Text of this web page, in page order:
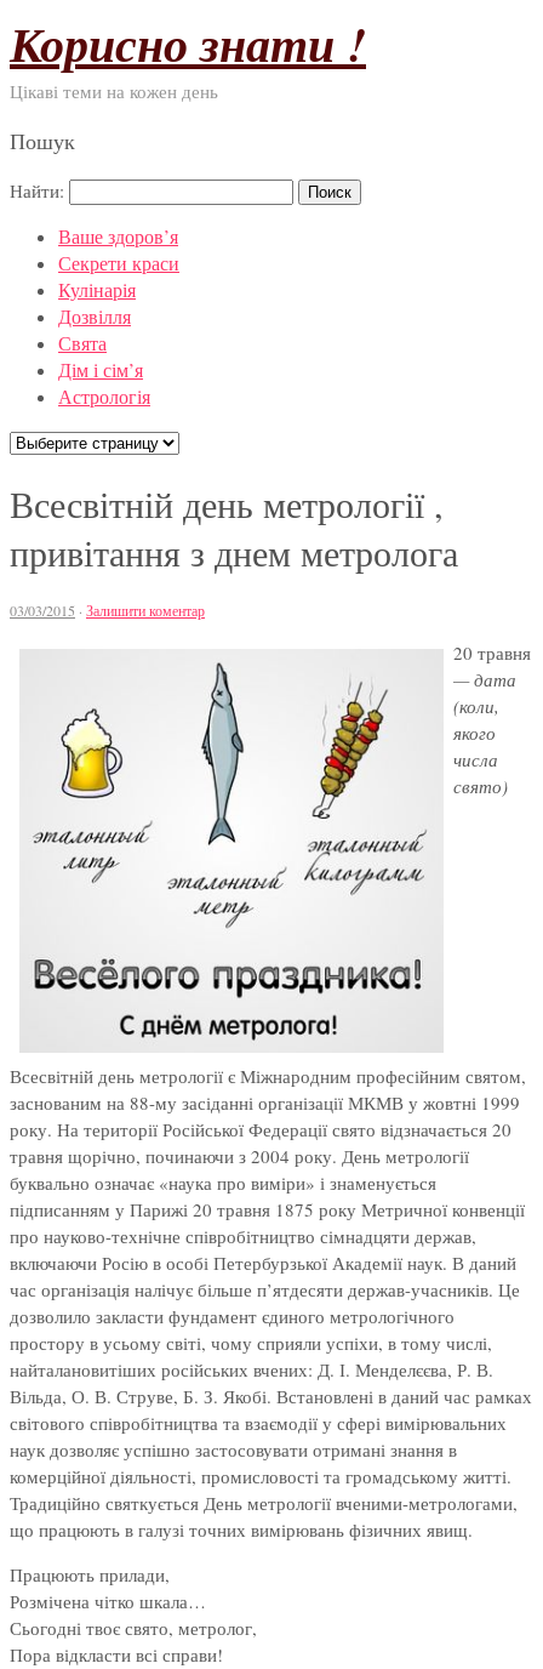
Корисно знати !
Цікаві теми на кожен день
Пошук
Найти:
Ваше здоров’я
Секрети краси
Кулінарія
Дозвілля
Свята
Дім і сім’я
Астрологія
Всесвітній день метрології ,
привітання з днем метролога
03/03/2015 · Залишити коментар
20 травня
— дата
(коли,
якого
числа
свято)
Всесвітній день метрології є Міжнародним професійним святом,
заснованим на 88-му засіданні організації МКМВ у жовтні 1999
року. На території Російської Федерації свято відзначається 20
травня щорічно, починаючи з 2004 року. День метрології
буквально означає «наука про виміри» і знаменується
підписанням у Парижі 20 травня 1875 року Метричної конвенції
про науково-технічне співробітництво сімнадцяти держав,
включаючи Росію в особі Петербурзької Академії наук. В даний
час організація налічує більше п’ятдесяти держав-учасників. Це
дозволило закласти фундамент єдиного метрологічного
простору в усьому світі, чому сприяли успіхи, в тому числі,
найталановитіших російських вчених: Д. І. Менделєєва, Р. В.
Вільда, О. В. Струве, Б. З. Якобі. Встановлені в даний час рамках
світового співробітництва та взаємодії у сфері вимірювальних
наук дозволяє успішно застосовувати отримані знання в
комерційної діяльності, промисловості та громадському житті.
Традиційно святкується День метрології вченими-метрологами,
що працюють в галузі точних вимірювань фізичних явищ.
Працюють прилади,
Розмічена чітко шкала…
Сьогодні твоє свято, метролог,
Пора відкласти всі справи!